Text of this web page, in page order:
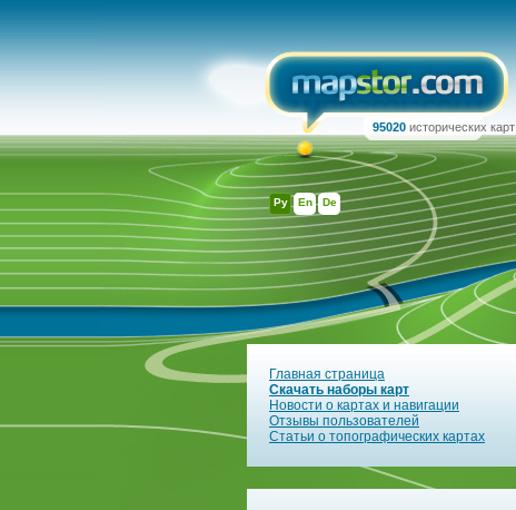
Ру En De
95020 исторических карт
Главная страница
Скачать наборы карт
Новости о картах и навигации
Отзывы пользователей
Статьи о топографических картах